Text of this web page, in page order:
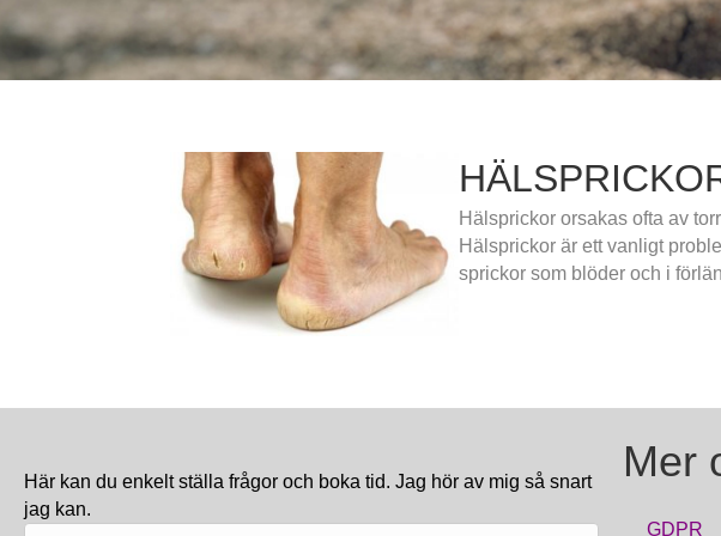
Hälsprickor orsakas ofta av
Hälsprickor är ett vanligt
sprickor som blöder och i
Här kan du enkelt ställa frågor och boka tid. Jag hör av mig så snart
jag kan.
Mer
GDPR